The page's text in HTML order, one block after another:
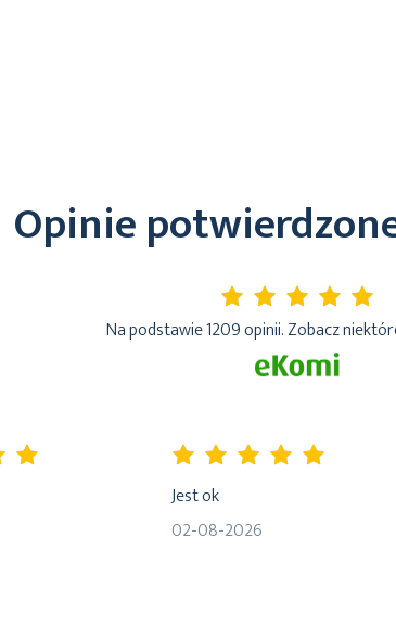
Opinie
5%
Na podstawie 1209 opinii. Zobacz
Jest ok
02-08-2026